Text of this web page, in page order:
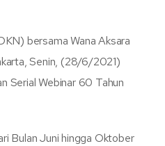
bersama Wana Aksara
Senin, (28/6/2021)
Serial Webinar 60 Tahun
Bulan Juni hingga Oktober